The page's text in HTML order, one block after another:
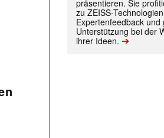
präsentieren. Sie
zu ZEISS-
Expertenfeedback und
Unterstützung bei der
ihrer Ideen. ➔